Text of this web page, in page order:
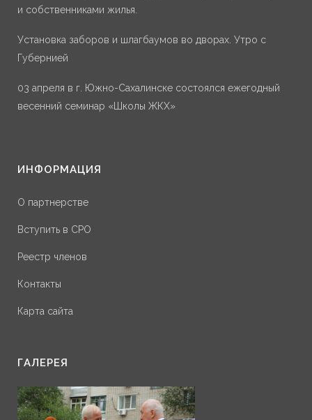
и собственниками жилья.
Установка заборов и шлагбаумов во дворах. Утро с
Губернией
03 апреля в г. Южно-Сахалинске состоялся ежегодный
весенний семинар «Школы ЖКХ»
ИНФОРМАЦИЯ
О партнерстве
Вступить в СРО
Реестр членов
Контакты
Карта сайта
ГАЛЕРЕЯ